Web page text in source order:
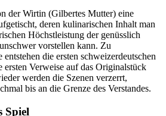
der Wirtin (Gilbertes Mutter) eine
deren kulinarischen Inhalt man
Höchstleistung der genüsslich
vorstellen kann. Zu
die ersten schweizerdeutschen
ersten Verweise auf das Originalstück
werden die Szenen verzerrt,
bis an die Grenze des Verstandes.
Spiel